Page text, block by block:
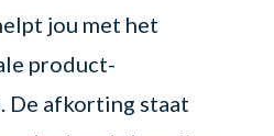
jou met het
product-
De afkorting staat